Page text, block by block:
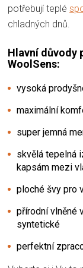
potřebují teplé
chladných dnů.
Hlavní důvody
WoolSens:
vysoká
maximální
super jemná
skvělá tepelná
kapsám mezi
ploché švy pro
přírodní vlněné
syntetické
perfektní